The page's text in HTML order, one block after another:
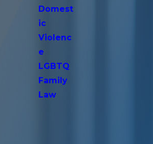
Domest
ic
Violenc
e
LGBTQ
Family
Law